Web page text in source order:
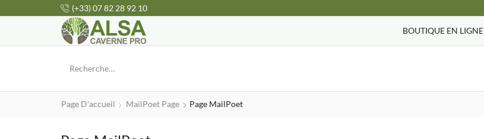
(+33) 07 82 28 92 10
BOUTIQUE EN LIGNE
Page D'accueil MailPoet Page Page MailPoet